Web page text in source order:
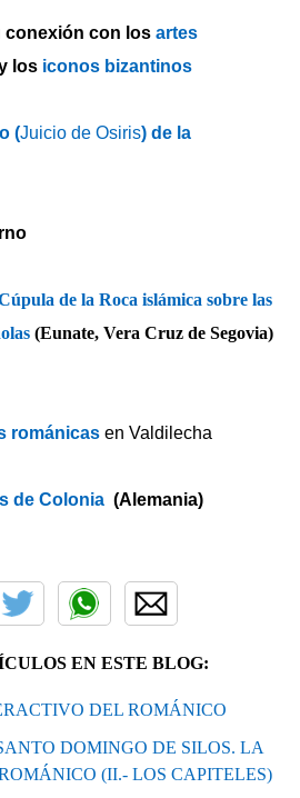
conexión con los artes
los iconos bizantinos
(Juicio de Osiris) de la
de la Roca islámica sobre las
(Eunate, Vera Cruz de Segovia)
románicas en Valdilecha
de Colonia (Alemania)
EN ESTE BLOG:
DEL ROMÁNICO
DOMINGO DE SILOS. LA
(II.- LOS CAPITELES)